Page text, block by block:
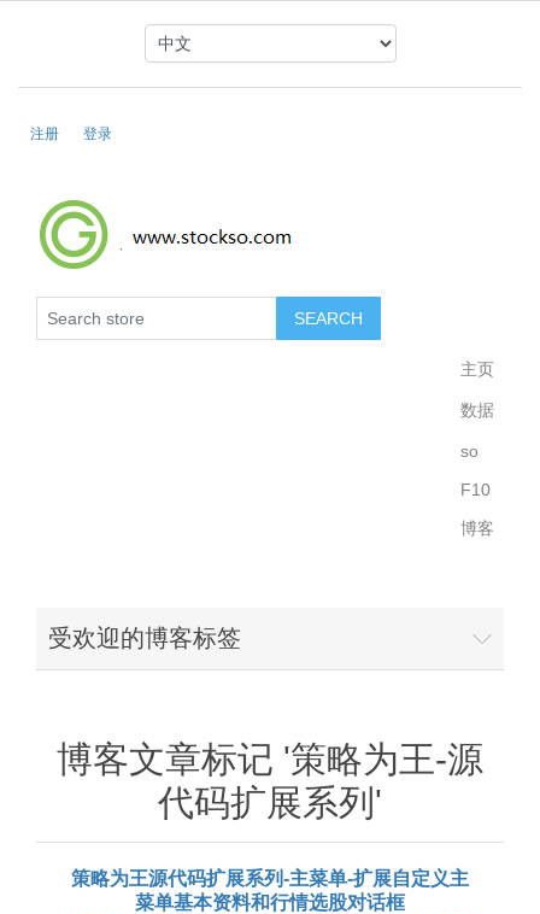
注册 登录
主页
数据
so
F10
博客
受欢迎的博客标签
博客文章标记 '策略为王-源
代码扩展系列'
策略为王源代码扩展系列-主菜单-扩展自定义主
菜单基本资料和行情选股对话框